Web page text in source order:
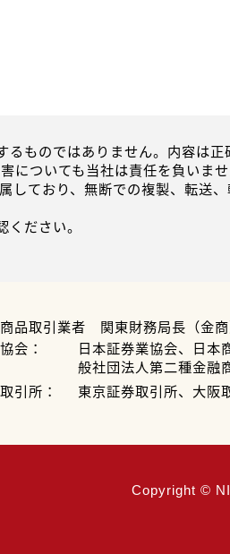
ものではありません。内容は
についても当社は責任を負いま
ており、無断での複製、転送、
ください。
品取引業者 関東財務局長（金
会：
日本証券業協会、日本
般社団法人第二種金融
引所：
東京証券取引所、大阪
Copyright ©